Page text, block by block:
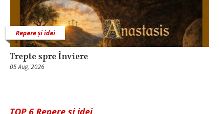
Repere și idei
Trepte spre Înviere
05 Aug, 2026
TOP 6 Repere și idei